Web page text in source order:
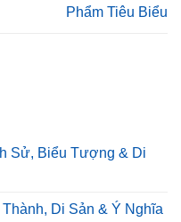
Phẩm Tiêu Biểu
Sử, Biểu Tượng & Di
Di Sản & Ý Nghĩa